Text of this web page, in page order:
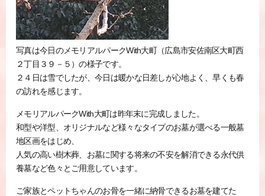
写真は今日のメモリアルパークWith大町（広島市安佐南区大町西
２丁目３９－５）の様子です。
２４日は雪でしたが、今日は暖かな日差しが心地よく、早くも春
の訪れを感じます。
メモリアルパークWith大町は昨年末に完成しました。
和型や洋型、オリジナルなど様々なタイプのお墓が選べる一般墓
地区画をはじめ、
人気の高い樹木葬、お墓に関する将来の不安を解消できる永代供
養墓など色々とご用意しています。
ご家族とペットちゃんのお骨を一緒に納骨できるお墓を建てた